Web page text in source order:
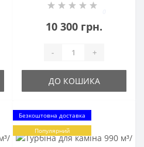
10 300 грн.
- +
ДО КОШИКА
Безкоштовна доставка
Популярний